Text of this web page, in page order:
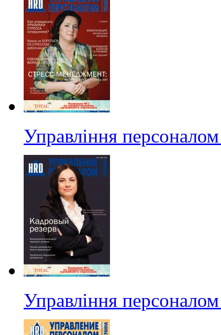
Управління
Управління